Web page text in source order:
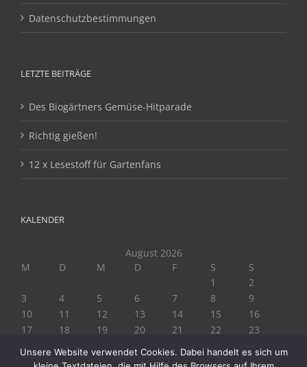
Datenschutzbestimmungen
LETZTE BEITRÄGE
Des Biogärtners Gemüse-Hitparade
Richtig gießen!
12 x Lesestoff für Gartenfans
KALENDER
August 2026
M
D M D F S
S
1
2
3
4 5 6 7 8
9
10
11 12 13 14 15
16
17
18 19 20 21 22
23
Unsere Website verwendet Cookies. Dabei handelt es sich um